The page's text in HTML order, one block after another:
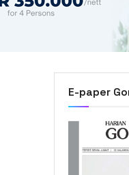
E-paper